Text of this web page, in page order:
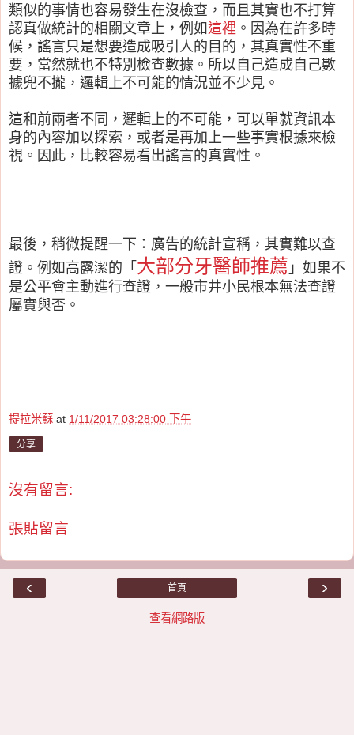
類似的事情也容易發生在沒檢查，而且其實也不打算
認真做統計的相關文章上，例如這裡 。因為在許多時
候，謠言只是想要造成吸引人的目的，其真實性不重
要，當然就也不特別檢查數據。所以自己造成自己數
據兜不攏，邏輯上不可能的情況並不少見。
這和前兩者不同，邏輯上的不可能，可以單就資訊本
身的內容加以探索，或者是再加上一些事實根據來檢
視。因此，比較容易看出謠言的真實性。
最後，稍微提醒一下： 廣告的統計宣稱，其實難以查
證。例如高露潔的「 大部分牙醫師推薦 」如果不
是公平會主動進行查證，一般市井小民根本無法查證
屬實與否。
提拉米蘇 at 1/11/2017 03:28:00 下午
分享
沒有留言:
張貼留言
‹ ›
首頁
查看網路版